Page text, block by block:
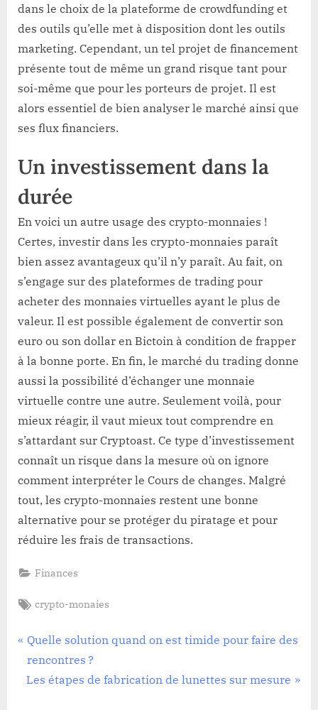
dans le choix de la plateforme de crowdfunding et
des outils qu’elle met à disposition dont les outils
marketing. Cependant, un tel projet de financement
présente tout de même un grand risque tant pour
soi-même que pour les porteurs de projet. Il est
alors essentiel de bien analyser le marché ainsi que
ses flux financiers.
Un investissement dans la
durée
En voici un autre usage des crypto-monnaies !
Certes, investir dans les crypto-monnaies paraît
bien assez avantageux qu’il n’y paraît. Au fait, on
s’engage sur des plateformes de trading pour
acheter des monnaies virtuelles ayant le plus de
valeur. Il est possible également de convertir son
euro ou son dollar en Bictoin à condition de frapper
à la bonne porte. En fin, le marché du trading donne
aussi la possibilité d’échanger une monnaie
virtuelle contre une autre. Seulement voilà, pour
mieux réagir, il vaut mieux tout comprendre en
s’attardant sur Cryptoast. Ce type d’investissement
connaît un risque dans la mesure où on ignore
comment interpréter le Cours de changes. Malgré
tout, les crypto-monnaies restent une bonne
alternative pour se protéger du piratage et pour
réduire les frais de transactions.
Finances
Tags:
crypto-monaies
Navigation
de
P
r
e
Quelle solution quand on est timide pour faire des
rencontres ?
N
Les étapes de fabrication de lunettes sur mesure